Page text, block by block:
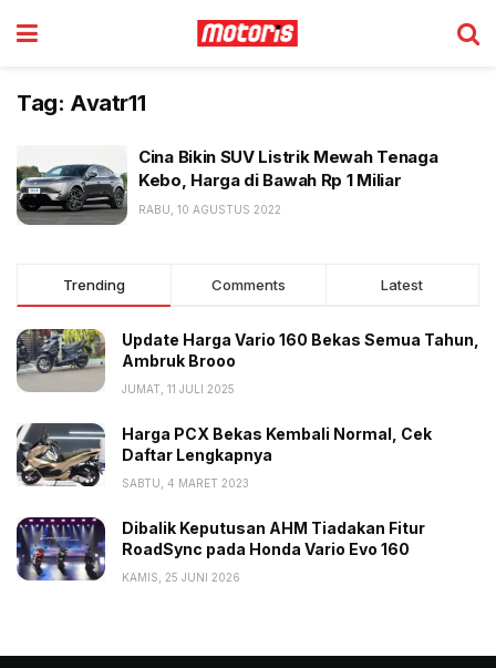
Tag: Avatr11
Cina Bikin SUV Listrik Mewah Tenaga
Kebo, Harga di Bawah Rp 1 Miliar
RABU, 10 AGUSTUS 2022
Trending Comments Latest
Update Harga Vario 160 Bekas Semua Tahun,
Ambruk Brooo
JUMAT, 11 JULI 2025
Harga PCX Bekas Kembali Normal, Cek
Daftar Lengkapnya
SABTU, 4 MARET 2023
Dibalik Keputusan AHM Tiadakan Fitur
RoadSync pada Honda Vario Evo 160
KAMIS, 25 JUNI 2026